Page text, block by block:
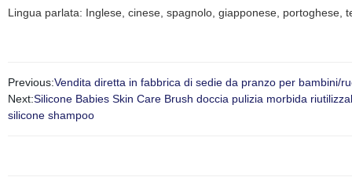
Lingua parlata: Inglese, cinese, spagnolo, giapponese, portoghese,
Previous:Vendita diretta in fabbrica di sedie da pranzo per bambini/
Next:Silicone Babies Skin Care Brush doccia pulizia morbida
silicone shampoo